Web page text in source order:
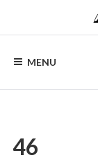
content
WHITE
ROCKS
Chalets
bois
MENU
46